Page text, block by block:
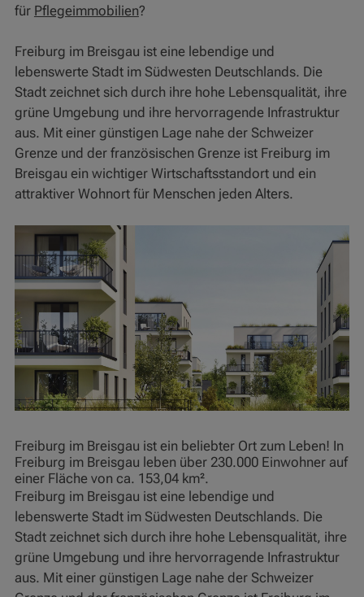
für Pflegeimmobilien?
Freiburg im Breisgau ist eine lebendige und
lebenswerte Stadt im Südwesten Deutschlands. Die
Stadt zeichnet sich durch ihre hohe Lebensqualität, ihre
grüne Umgebung und ihre hervorragende Infrastruktur
aus. Mit einer günstigen Lage nahe der Schweizer
Grenze und der französischen Grenze ist Freiburg im
Breisgau ein wichtiger Wirtschaftsstandort und ein
attraktiver Wohnort für Menschen jeden Alters.
Freiburg im Breisgau ist ein beliebter Ort zum Leben! In
Freiburg im Breisgau leben über 230.000 Einwohner auf
einer Fläche von ca. 153,04 km².
Freiburg im Breisgau ist eine lebendige und
lebenswerte Stadt im Südwesten Deutschlands. Die
Stadt zeichnet sich durch ihre hohe Lebensqualität, ihre
grüne Umgebung und ihre hervorragende Infrastruktur
aus. Mit einer günstigen Lage nahe der Schweizer